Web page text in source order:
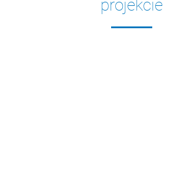
projekcie